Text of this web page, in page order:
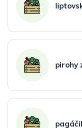
pirohy